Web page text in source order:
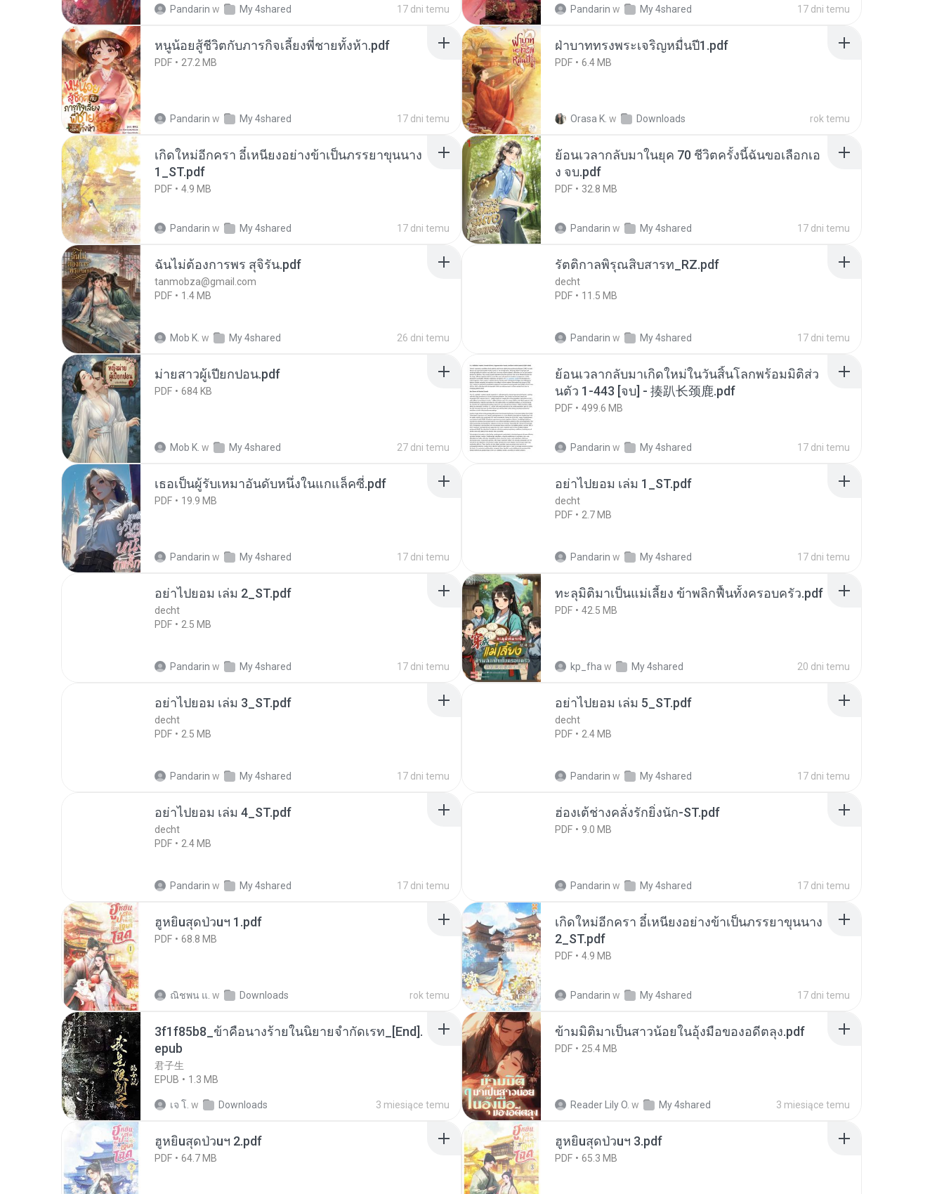
Pandarin w My 4shared 17 dni temu Pandarin w My 4shared 17 dni temu
หนูน้อยสู้ชีวิตกับภารกิจเลี้ยงพี่ชายทั้งห้า.pdf
PDF 27.2 MB
Pandarin w My 4shared 17 dni temu
ฝ่าบาททรงพระเจริญหมื่นปี1.pdf
PDF 6.4 MB
Orasa K. w Downloads rok temu
เกิดใหม่อีกครา อี๋เหนียงอย่างข้าเป็นภรรยาขุนนาง
1_ST.pdf
PDF 4.9 MB
Pandarin w My 4shared 17 dni temu
ย้อนเวลากลับมาในยุค 70 ชีวิตครั้งนี้ฉันขอเลือกเอ
ง จบ.pdf
PDF 32.8 MB
Pandarin w My 4shared 17 dni temu
ฉันไม่ต้องการพร สุจิรัน.pdf
tanmobza@gmail.com
PDF
1.4 MB
Mob K. w My 4shared 26 dni temu
รัตติกาลพิรุณสิบสารท_RZ.pdf
decht
PDF
11.5 MB
Pandarin w My 4shared 17 dni temu
ม่ายสาวผู้เปียกปอน.pdf
PDF 684 KB
Mob K. w My 4shared 27 dni temu
ย้อนเวลากลับมาเกิดใหม่ในวันสิ้นโลกพร้อมมิติส่ว
นตัว 1-443 [จบ] - 揍趴长颈鹿.pdf
PDF 499.6 MB
Pandarin w My 4shared 17 dni temu
เธอเป็นผู้รับเหมาอันดับหนึ่งในแกแล็คซี่.pdf
PDF 19.9 MB
Pandarin w My 4shared 17 dni temu
อย่าไปยอม เล่ม 1_ST.pdf
decht
PDF
2.7 MB
Pandarin w My 4shared 17 dni temu
อย่าไปยอม เล่ม 2_ST.pdf
decht
PDF
2.5 MB
Pandarin w My 4shared 17 dni temu
ทะลุมิติมาเป็นแม่เลี้ยง ข้าพลิกฟื้นทั้งครอบครัว.pdf
PDF 42.5 MB
kp_fha w My 4shared 20 dni temu
อย่าไปยอม เล่ม 3_ST.pdf
decht
PDF
2.5 MB
Pandarin w My 4shared 17 dni temu
อย่าไปยอม เล่ม 5_ST.pdf
decht
PDF
2.4 MB
Pandarin w My 4shared 17 dni temu
อย่าไปยอม เล่ม 4_ST.pdf
decht
PDF
2.4 MB
Pandarin w My 4shared 17 dni temu
ฮ่องเต้ช่างคลั่งรักยิ่งนัก-ST.pdf
PDF 9.0 MB
Pandarin w My 4shared 17 dni temu
ฮูหยิuสุดป่วuฯ 1.pdf
PDF 68.8 MB
ณิชพน แ. w Downloads rok temu
เกิดใหม่อีกครา อี๋เหนียงอย่างข้าเป็นภรรยาขุนนาง
2_ST.pdf
PDF 4.9 MB
Pandarin w My 4shared 17 dni temu
3f1f85b8_ข้าคือนางร้ายในนิยายจำกัดเรท_[End].
epub
君子生
EPUB
1.3 MB
เจ โ. w Downloads 3 miesiące temu
ข้ามมิติมาเป็นสาวน้อยในอุ้งมือของอดีตลุง.pdf
PDF 25.4 MB
Reader Lily O. w My 4shared 3 miesiące temu
ฮูหยิuสุดป่วuฯ 2.pdf
PDF 64.7 MB
ฮูหยิuสุดป่วuฯ 3.pdf
PDF 65.3 MB